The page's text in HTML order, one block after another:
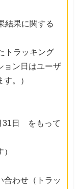
結果に関する
トラッキング
ョン日はユーザ
。）
31日 をもって
合わせ（トラッ